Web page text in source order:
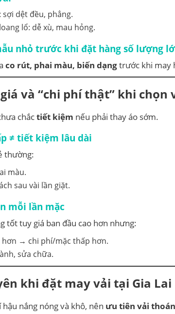
sợi dệt đều, phẳng.
lổ: dễ xù, mau hỏng.
nhỏ trước khi đặt hàng số lượng
co rút, phai màu, biến dạngtrước khi may
và “chi phí thật” khi chọn
chắctiết kiệm nếu phải thay áo sớm.
≠ tiết kiệm lâu dài
thường:
màu.
sau vài lần giặt.
mỗi lần mặc
tốt tuy giá ban đầu cao hơn nhưng:
hơn → chi phí/mặc thấp hơn.
sửa chữa.
khi đặt may vải tại Gia Lai
hậu nắng nóng và khô, nên ưu tiên vải